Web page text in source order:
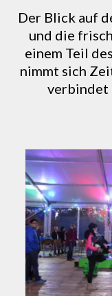
Der Blick auf
und die
einem Teil
nimmt sich
verbindet